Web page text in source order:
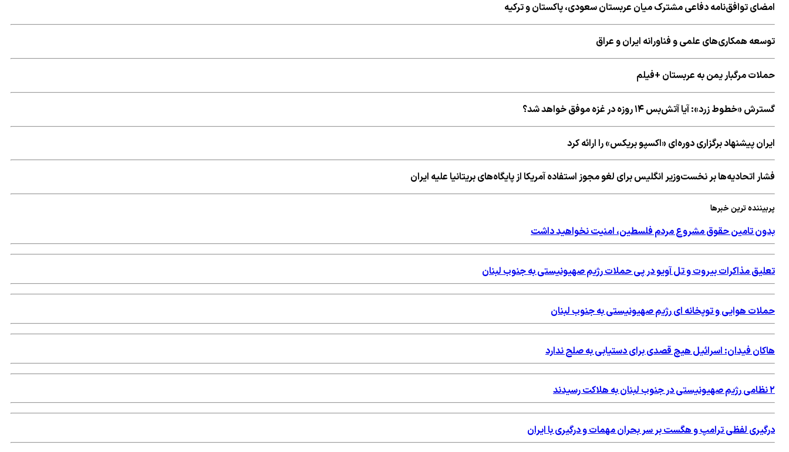
امضای توافق‌نامه دفاعی مشترک میان عربستان سعودی، پاکستان و ترکیه
توسعه همکاری‌های علمی و فناورانه ایران و عراق
حملات مرگبار یمن به عربستان +فیلم
گسترش «خطوط زرد»: آیا آتش‌بس ۱۴ روزه در غزه موفق خواهد شد؟
ایران پیشنهاد برگزاری دوره‌ای «اکسپو بریکس» را ارائه کرد
فشار اتحادیه‌ها بر نخست‌وزیر انگلیس برای لغو مجوز استفاده آمریکا از پایگاه‌های بریتانیا علیه ایران
پربیننده ترین خبرها
بدون تامین حقوق مشروع مردم فلسطین، امنیت نخواهید داشت
تعلیق مذاکرات بیروت و تل آویو در پی حملات رژیم صهیونیستی به جنوب لبنان
حملات هوایی و توپخانه ای رژیم صهیونیستی به جنوب لبنان
هاکان فیدان: اسرائیل هیچ قصدی برای دستیابی به صلح ندارد
۲ نظامی رژیم صهیونیستی در جنوب لبنان به هلاکت رسیدند
درگیری لفظی ترامپ و هگست بر سر بحران مهمات و درگیری با ایران